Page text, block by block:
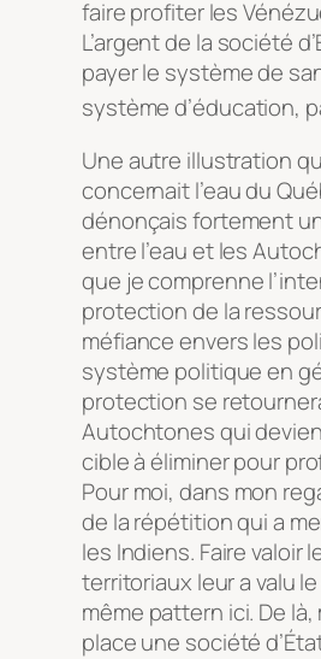
faire profiter les
L’argent de la société
payer le système de
système d’éducation,
Une autre illustration
concernait l’eau du
dénonçais fortement
entre l’eau et les
que je comprenne
protection de la
méfiance envers les
système politique en
protection se
Autochtones qui
cible à éliminer pour
Pour moi, dans mon
de la répétition qui a
les Indiens. Faire valoir
territoriaux leur a valu
même pattern ici. De
place une société